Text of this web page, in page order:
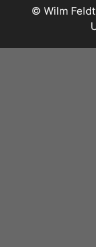
© Wilm Feldt